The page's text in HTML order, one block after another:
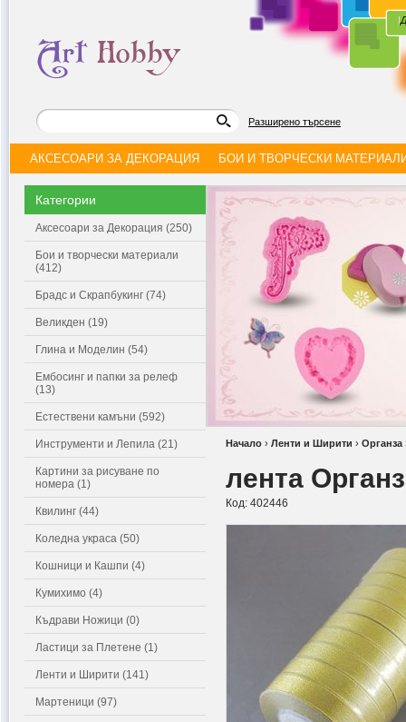
|
Разширено търсене
АКСЕСОАРИ ЗА ДЕКОРАЦИЯ БОИ И ТВОРЧЕСКИ
Категории
Аксесоари за Декорация (250)
Бои и творчески материали
(412)
Брадс и Скрапбукинг (74)
Великден (19)
Глина и Моделин (54)
Ембосинг и папки за релеф
(13)
Естествени камъни (592)
Инструменти и Лепила (21)
Картини за рисуване по
номера (1)
Квилинг (44)
Коледна украса (50)
Кошници и Кашпи (4)
Кумихимо (4)
Къдрави Ножици (0)
Ластици за Плетене (1)
Ленти и Ширити (141)
Мартеници (97)
Начало › Ленти и Ширити › Органза
лента
Код: 402446